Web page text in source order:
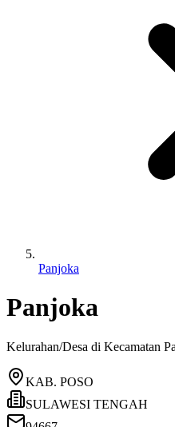
Panjoka
Panjoka
Kelurahan/Desa di Kecamatan
KAB. POSO
SULAWESI TENGAH